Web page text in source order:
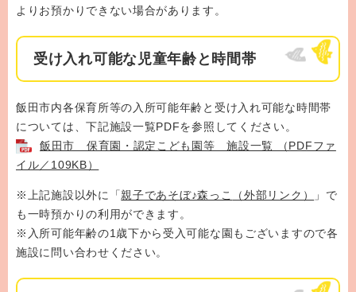
よりお預かりできない場合があります。
受け入れ可能な児童年齢と時間帯
飯田市内各保育所等の入所可能年齢と受け入れ可能な時間帯
については、下記施設一覧PDFを参照してください。
飯田市 保育園・認定こども園等 施設一覧 （PDFファ
イル／109KB）
※上記施設以外に「親子であそぼ♪森っこ （外部リンク）
」で
も一時預かりの利用ができます。
※入所可能年齢の1歳下から受入可能な園もございますので各
施設に問い合わせください。